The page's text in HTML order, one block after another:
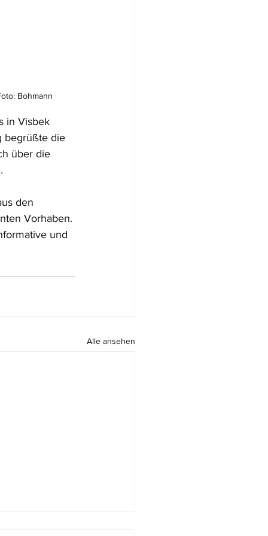
Bohmann
in Visbek
begrüßte die
über die
den
Vorhaben.
und
Alle ansehen